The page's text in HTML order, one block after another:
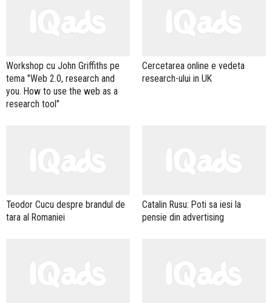
Workshop cu John Griffiths pe
tema "Web 2.0, research and
you. How to use the web as a
research tool"
Cercetarea online e vedeta
research-ului in UK
Teodor Cucu despre brandul de
tara al Romaniei
Catalin Rusu: Poti sa iesi la
pensie din advertising